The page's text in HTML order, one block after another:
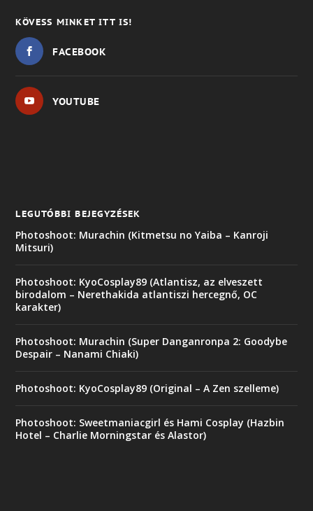
KÖVESS MINKET ITT IS!
FACEBOOK
YOUTUBE
LEGUTÓBBI BEJEGYZÉSEK
Photoshoot: Murachin (Kitmetsu no Yaiba – Kanroji
Mitsuri)
Photoshoot: KyoCosplay89 (Atlantisz, az elveszett
birodalom – Nerethakida atlantiszi hercegnő, OC
karakter)
Photoshoot: Murachin (Super Danganronpa 2: Goodybe
Despair – Nanami Chiaki)
Photoshoot: KyoCosplay89 (Original – A Zen szelleme)
Photoshoot: Sweetmaniacgirl és Hami Cosplay (Hazbin
Hotel – Charlie Morningstar és Alastor)